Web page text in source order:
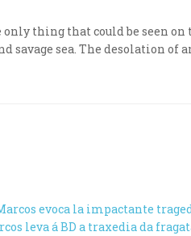
thing that could be seen
savage sea. The desolation
evoca la impactante
leva á BD a traxedia da